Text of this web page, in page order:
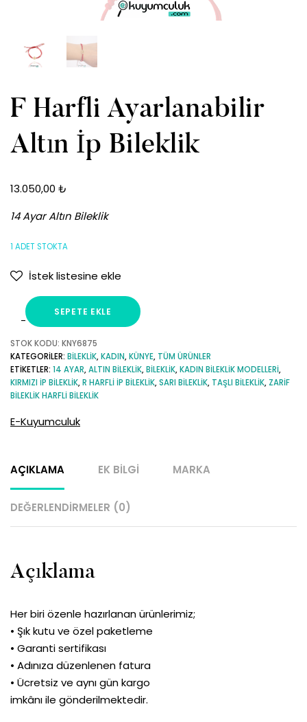
F Harfli Ayarlanabilir
Altın İp Bileklik
13.050,00 ₺
14 Ayar Altın Bileklik
1 ADET STOKTA
İstek listesine ekle
Harfli
Ayarlanabilir
Altın
İp
adet
SEPETE EKLE
STOK KODU: KNY6875
KATEGORILER: BILEKLIK,KADIN,KÜNYE, TÜM ÜRÜNLER
ETIKETLER: 14 AYAR,ALTIN BILEKLIK,BILEKLIK,KADIN BILEKLIK MODELLERI,
KIRMIZI IP BILEKLIK,R HARFLI IP BILEKLIK,SARI BILEKLIK, TAŞLI BILEKLIK, ZARIF
BILEKLIK HARFLI BILEKLIK
E-Kuyumculuk
AÇIKLAMA EK BILGI MARKA
DEĞERLENDIRMELER (0)
Açıklama
Her biri özenle hazırlanan ürünlerimiz;
• Şık kutu ve özel paketleme
• Garanti sertifikası
• Adınıza düzenlenen fatura
• Ücretsiz ve aynı gün kargo
imkânı ile gönderilmektedir.